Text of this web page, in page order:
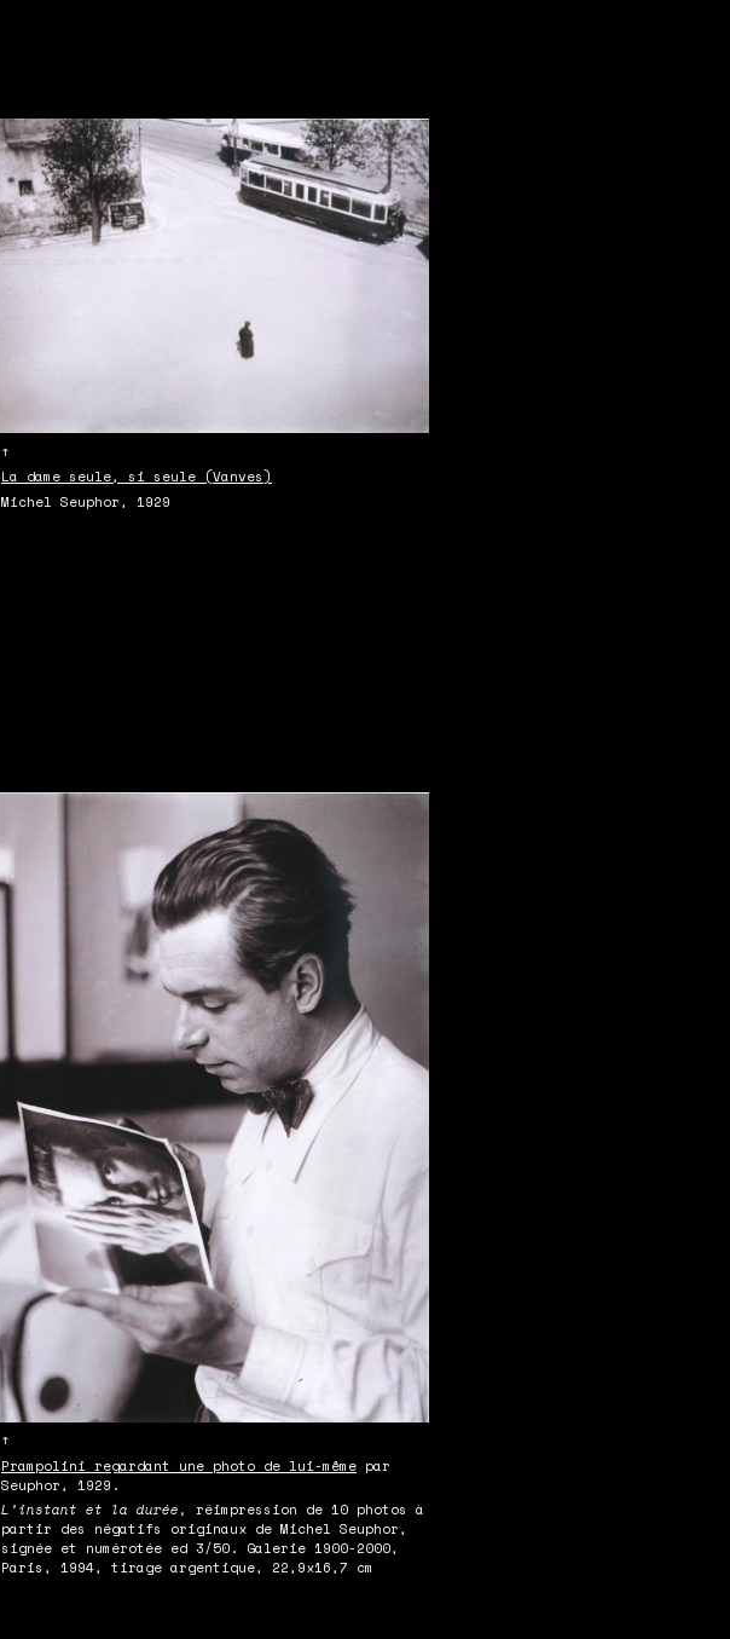
↑
La dame seule, si seule (Vanves)
Michel Seuphor, 1929
↑
Prampolini regardant une photo de lui-même par
Seuphor, 1929.
L’instant et la durée,
réimpression de 10 photos à
partir des négatifs originaux de Michel Seuphor,
signée et numérotée ed 3/50. Galerie 1900-2000,
Paris, 1994, tirage argentique, 22,9x16,7 cm